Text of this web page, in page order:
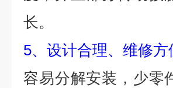
长。
5、设计合理、维修方
容易分解安装，少零